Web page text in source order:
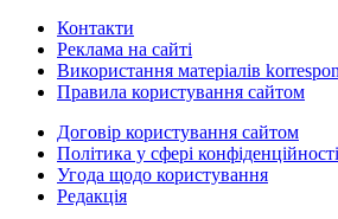
Контакти
Реклама на сайті
Використання матеріалів
Правила користування сайтом
Договір користування сайтом
Політика у сфері
Угода щодо користування
Редакція